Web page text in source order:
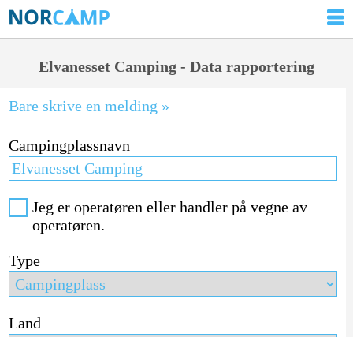
Elvanesset Camping - Data rapportering
Bare skrive en melding »
Campingplassnavn
Jeg er operatøren eller handler på vegne av
operatøren.
Type
Land